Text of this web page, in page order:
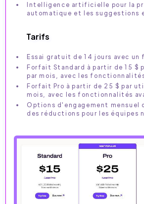
Intelligence artificielle pour la
automatique et les suggestions
Tarifs
Essai gratuit de 14 jours avec
Forfait Standard à partir de 15 $
par mois, avec les
Forfait Pro à partir de 25 $ par
mois, avec les fonctionnalités
Options d'engagement mensuel
des réductions pour les équipes